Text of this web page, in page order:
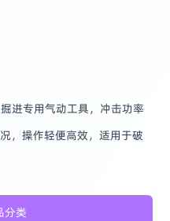
进专用气动工具，冲击功率
，操作轻便高效，适用于破
分类